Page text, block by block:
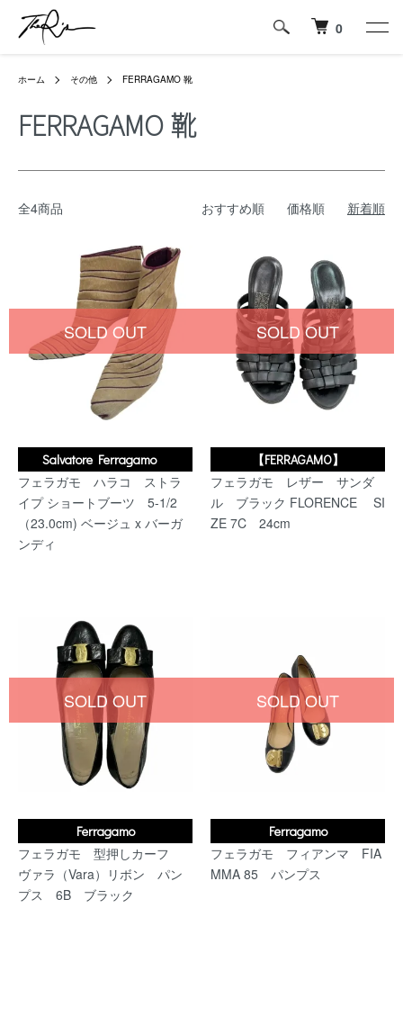
0
ホーム その他 FERRAGAMO 靴
FERRAGAMO 靴
全4商品 おすすめ順 価格順 新着順
Salvatore Ferragamo
フェラガモ ハラコ ストラ
イプ ショートブーツ 5-1/2
（23.0cm) ベージュ x バーガ
ンディ
SOLD OUT
【FERRAGAMO】
フェラガモ レザー サンダ
ル ブラック FLORENCE SI
ZE 7C 24cm
SOLD OUT
Ferragamo
フェラガモ 型押しカーフ
ヴァラ（Vara）リボン パン
プス 6B ブラック
SOLD OUT
Ferragamo
フェラガモ フィアンマ FIA
MMA 85 パンプス
SOLD OUT